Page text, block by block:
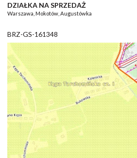
DZIAŁKA NA SPRZEDAŻ
Warszawa, Mokotów, Augustówka
BRZ-GS-161348